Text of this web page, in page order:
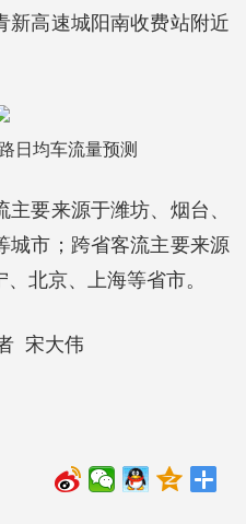
新高速城阳南收费站附近
日均车流量预测
要来源于潍坊、烟台、
城市；跨省客流主要来源
北京、上海等省市。
宋大伟